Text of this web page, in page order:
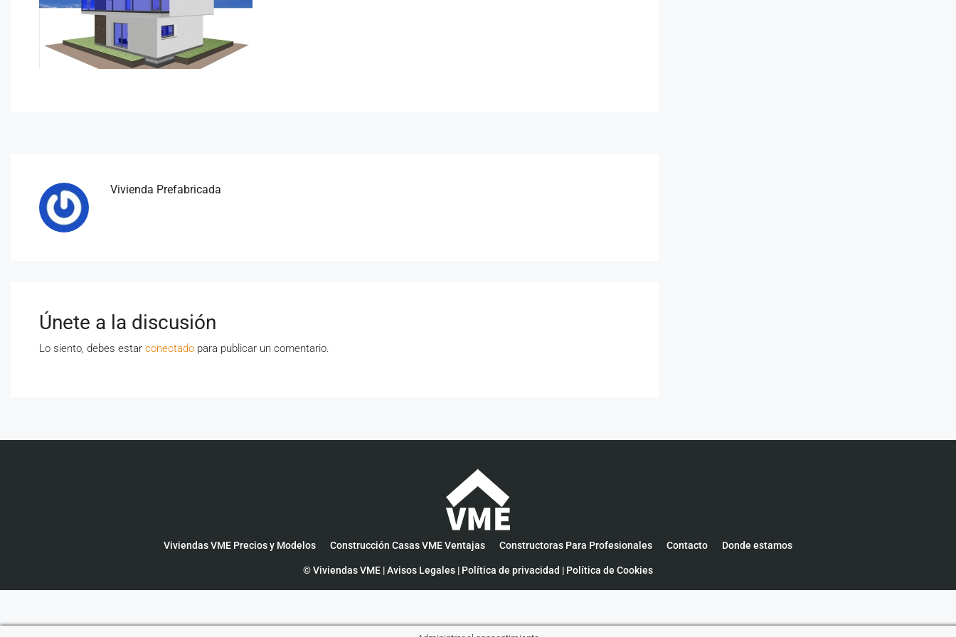
Vivienda Prefabricada
Únete a la discusión
Lo siento, debes estar conectado para publicar un comentario.
Viviendas VME Precios y Modelos Construcción Casas VME Ventajas Constructoras Para Profesionales Contacto Donde estamos
© Viviendas VME |Avisos Legales | Política de privacidad | Política de Cookies